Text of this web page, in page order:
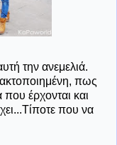
την ανεμελιά.
πως
που έρχονται και
που να